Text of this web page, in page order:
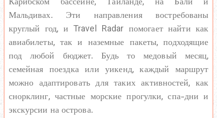
Мальдивах. Эти направления востребованы
круглый год, и Travel Radar помогает найти как
авиабилеты, так и наземные пакеты, подходящие
под любой бюджет. Будь то медовый месяц,
семейная поездка или уикенд, каждый маршрут
можно адаптировать для таких активностей, как
снорклинг, частные морские прогулки, спа-дни и
экскурсии на острова.